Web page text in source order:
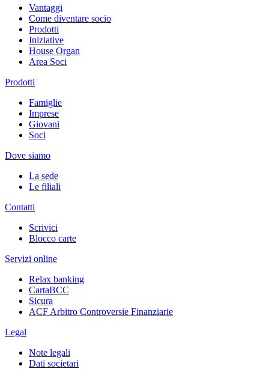
Vantaggi
Come diventare socio
Prodotti
Iniziative
House Organ
Area Soci
Prodotti
Famiglie
Imprese
Giovani
Soci
Dove siamo
La sede
Le filiali
Contatti
Scrivici
Blocco carte
Servizi online
Relax banking
CartaBCC
Sicura
ACF Arbitro Controversie Finanziarie
Legal
Note legali
Dati societari